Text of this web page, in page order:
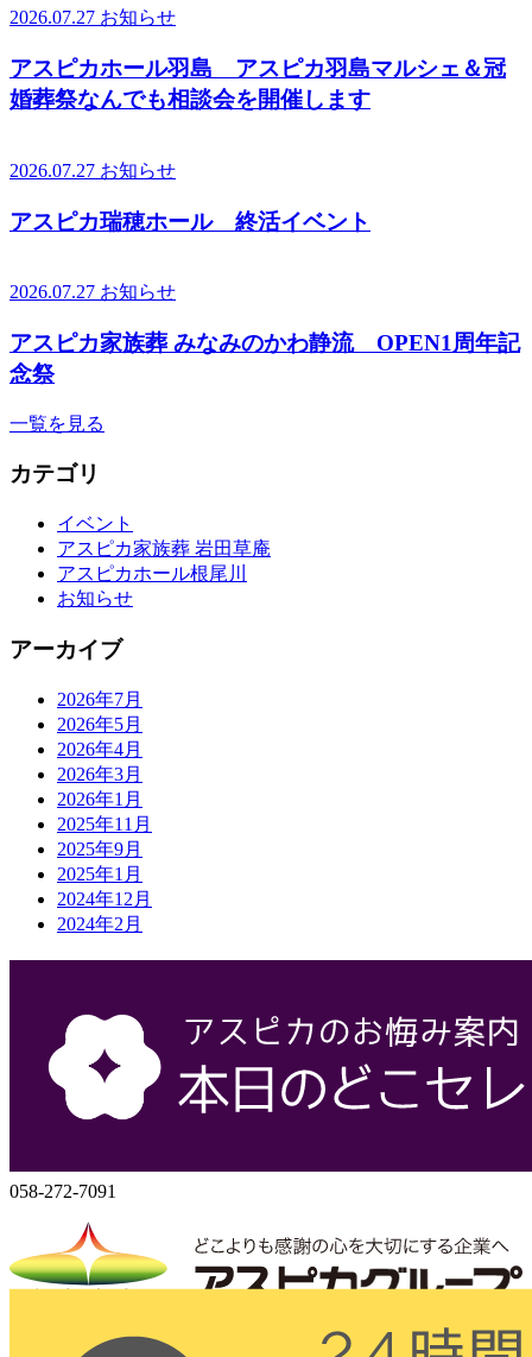
2026.07.27 お知らせ
アスピカホール羽島 アスピカ羽島マルシェ＆冠
婚葬祭なんでも相談会を開催します
2026.07.27 お知らせ
アスピカ瑞穂ホール 終活イベント
2026.07.27 お知らせ
アスピカ家族葬 みなみのかわ静流 OPEN1周年記
念祭
一覧を見る
カテゴリ
イベント
アスピカ家族葬 岩田草庵
アスピカホール根尾川
お知らせ
アーカイブ
2026年7月
2026年5月
2026年4月
2026年3月
2026年1月
2025年11月
2025年9月
2025年1月
2024年12月
2024年2月
株式会社アスピカ
500-8357
岐阜県岐阜市六条大溝1丁目2‐3
058-272-7091
株式会社アスピカ